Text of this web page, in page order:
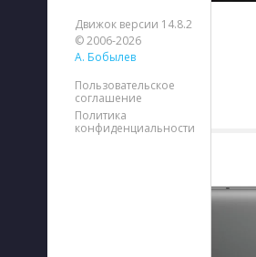
Движок версии 14.8.2
© 2006-2026
А. Бобылев
Пользовательское
соглашение
Политика
конфиденциальности